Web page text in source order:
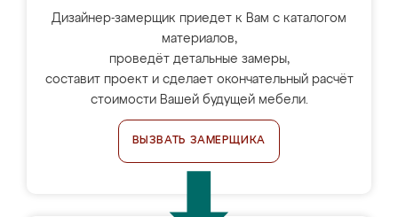
Дизайнер-замерщик приедет к Вам с каталогом
материалов,
проведёт детальные замеры,
составит проект и сделает окончательный расчёт
стоимости Вашей будущей мебели.
ВЫЗВАТЬ ЗАМЕРЩИКА